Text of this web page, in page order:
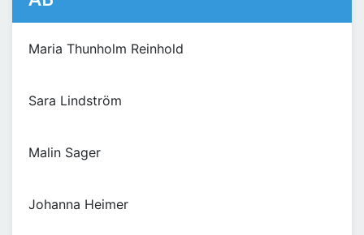
Maria Thunholm Reinhold
Sara Lindström
Malin Sager
Johanna Heimer